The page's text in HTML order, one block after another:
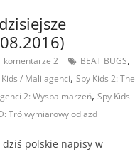
komentarze 2 BEAT BUGS,
Kids / Mali agenci, Spy Kids 2: The
2: Wyspa marzeń, Spy Kids
Trójwymiarowy odjazd
dziś polskie napisy w